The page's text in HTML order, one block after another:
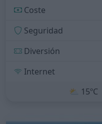
Coste
Seguridad
Diversión
Internet
⛅ 15ºC